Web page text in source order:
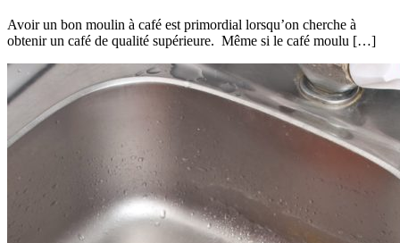
Avoir un bon moulin à café est primordial lorsqu’on cherche à
obtenir un café de qualité supérieure. Même si le café moulu […]